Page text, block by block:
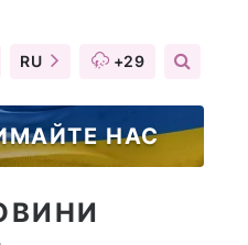
RU +29
НАС